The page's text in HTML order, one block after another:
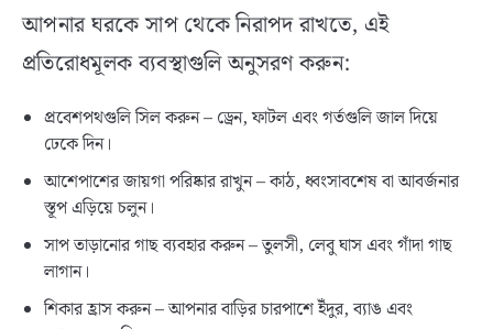
আপনার ঘরকে সাপ থেকে নিরাপদ রাখতে, এই
প্রতিরোধমূলক ব্যবস্থাগুলি অনুসরণ করুন:
প্রবেশপথগুলি সিল করুন – ড্রেন, ফাটল এবং গর্তগুলি জাল দিয়ে
ঢেকে দিন।
আশেপাশের জায়গা পরিষ্কার রাখুন – কাঠ, ধ্বংসাবশেষ বা আবর্জনার
স্তূপ এড়িয়ে চলুন।
সাপ তাড়ানোর গাছ ব্যবহার করুন – তুলসী, লেবু ঘাস এবং গাঁদা গাছ
লাগান।
শিকার হ্রাস করুন – আপনার বাড়ির চারপাশে ইঁদুর, ব্যাঙ এবং